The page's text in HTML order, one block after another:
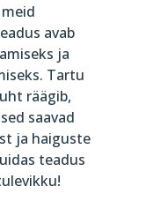
avab
ja
Tartu
räägib,
saavad
ja haiguste
teadus